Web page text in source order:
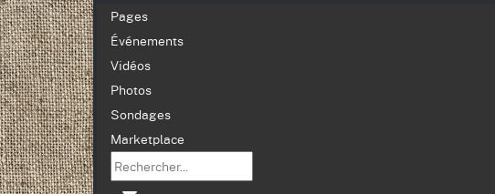
Pages
Événements
Vidéos
Photos
Sondages
Marketplace